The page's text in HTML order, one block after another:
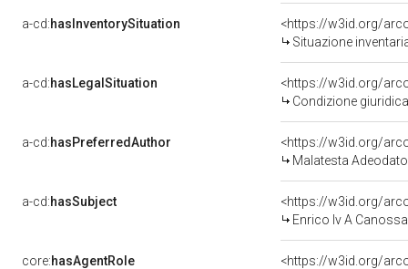
a-cd:hasInventorySituation
<https://w3id.org/
Situazione
a-cd:hasLegalSituation
<https://w3id.org/
Condizione
a-cd:hasPreferredAuthor
<https://w3id.org/
Malatesta
a-cd:hasSubject
<https://w3id.org/
Enrico Iv A Canossa
core:hasAgentRole
<https://w3id.org/